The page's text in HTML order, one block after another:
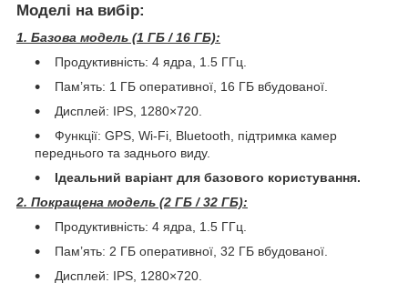
Моделі на вибір:
1. Базова модель (1 ГБ / 16 ГБ):
Продуктивність: 4 ядра, 1.5 ГГц.
Пам’ять: 1 ГБ оперативної, 16 ГБ вбудованої.
Дисплей: IPS, 1280×720.
Функції: GPS, Wi-Fi, Bluetooth, підтримка камер
переднього та заднього виду.
Ідеальний варіант для базового користування.
2. Покращена модель (2 ГБ / 32 ГБ):
Продуктивність: 4 ядра, 1.5 ГГц.
Пам’ять: 2 ГБ оперативної, 32 ГБ вбудованої.
Дисплей: IPS, 1280×720.